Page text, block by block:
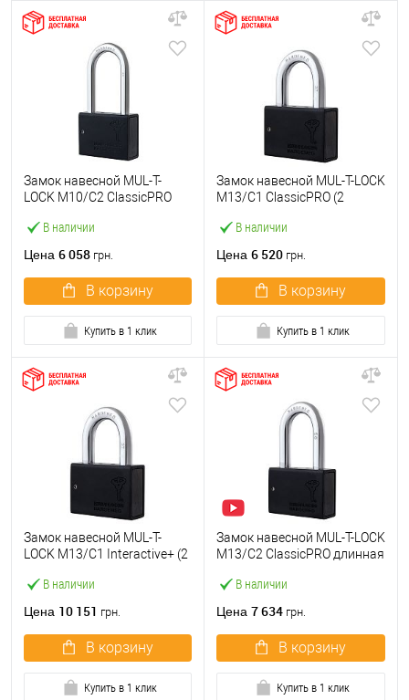
В наличии
Замок навесной MUL-T-
LOCK M10/C2 ClassicPRO
Цена 6 058 грн.
В корзину
Купить в 1 клик
В наличии
Замок навесной MUL-T-LOCK
M13/C1 ClassicPRO (2
Цена 6 520 грн.
В корзину
Купить в 1 клик
В наличии
Замок навесной MUL-T-
LOCK M13/C1 Interactive+ (2
Цена 10 151 грн.
В корзину
Купить в 1 клик
В наличии
Замок навесной MUL-T-LOCK
M13/C2 ClassicPRO длинная
Цена 7 634 грн.
В корзину
Купить в 1 клик